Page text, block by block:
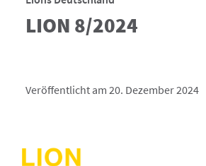
LION 8/2024
Veröffentlicht am 20. Dezember 2024